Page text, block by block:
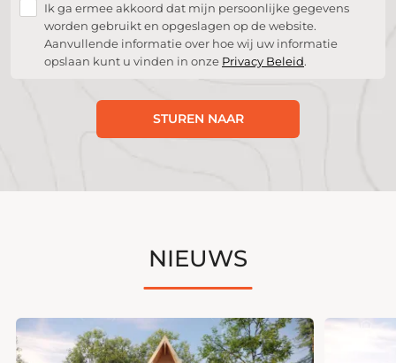
Ik ga ermee akkoord dat mijn persoonlijke gegevens
worden gebruikt en opgeslagen op de website.
Aanvullende informatie over hoe wij uw informatie
opslaan kunt u vinden in onze Privacy Beleid.
STUREN NAAR
NIEUWS